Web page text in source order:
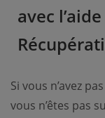
avec
Si vous n’avez
vous n’êtes pas